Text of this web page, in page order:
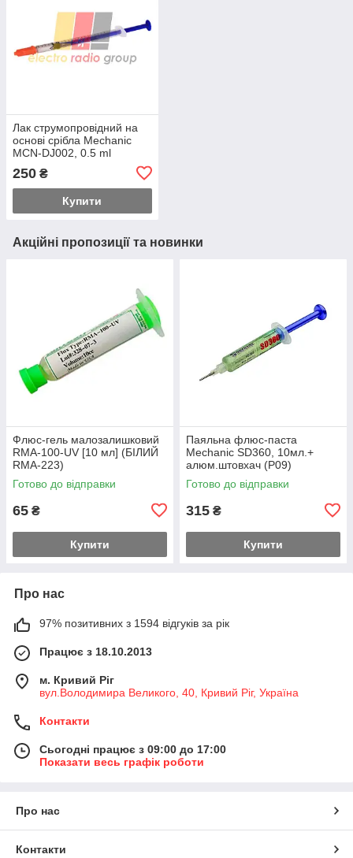
Лак струмопровідний на
основі срібла Mechanic
MCN-DJ002, 0.5 ml
250 ₴
Купити
Акційні пропозиції та новинки
Флюс-гель малозалишковий
RMA-100-UV [10 мл] (БІЛИЙ
RMA-223)
Готово до відправки
65 ₴
Купити
Паяльна флюс-паста
Mechanic SD360, 10мл.+
алюм.штовхач (Р09)
Готово до відправки
315 ₴
Купити
Про нас
97% позитивних з 1594 відгуків за рік
Працює з 18.10.2013
м. Кривий Ріг
вул.Володимира Великого, 40, Кривий Ріг, Україна
Контакти
Сьогодні працює з 09:00 до 17:00
Показати весь графік роботи
Про нас
Контакти